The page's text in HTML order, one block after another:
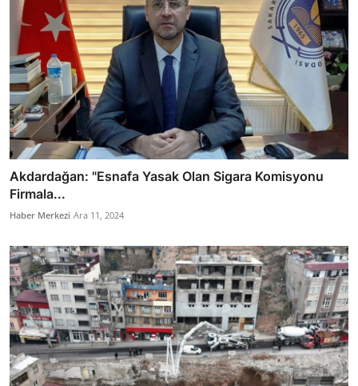
Akdardağan: "Esnafa Yasak Olan Sigara Komisyonu
Firmala...
Haber Merkezi Ara 11, 2024